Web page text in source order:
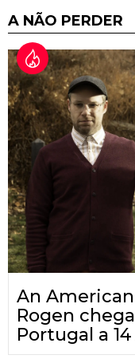
A NÃO PERDER
An
Rogen
Portugal a